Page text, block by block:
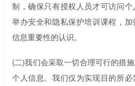
制，确保只有授权人员才可访问
举办安全和隐私保护培训课程，
信息重要性的认识。
(二)我们会采取一切合理可行的措
个人信息。我们仅为实现目的所